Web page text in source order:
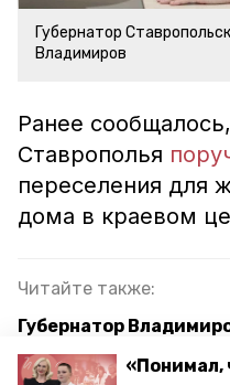
«Понимал,
Губернатор
Владимиров
Ранее
Ставрополья
переселения для
дома в краевом
Читайте также:
Губернатор
цены на бензин в